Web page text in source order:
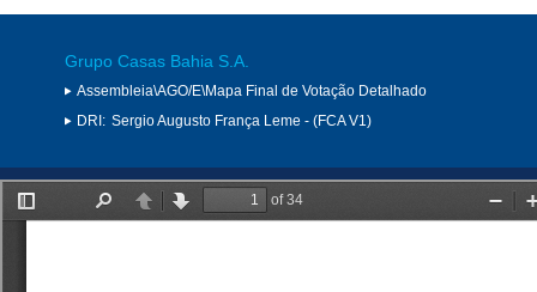
Grupo Casas Bahia S.A.
Assembleia\AGO/E\Mapa Final de Votação Detalhado
DRI: Sergio Augusto França Leme - (FCA V1)